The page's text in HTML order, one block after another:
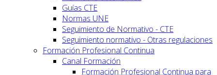
Guías CTE
Normas UNE
Seguimiento de Normativo - CTE
Seguimiento normativo - Otras regulaciones
Formación Profesional Continua
Canal Formación
Formación Profesional Continua para